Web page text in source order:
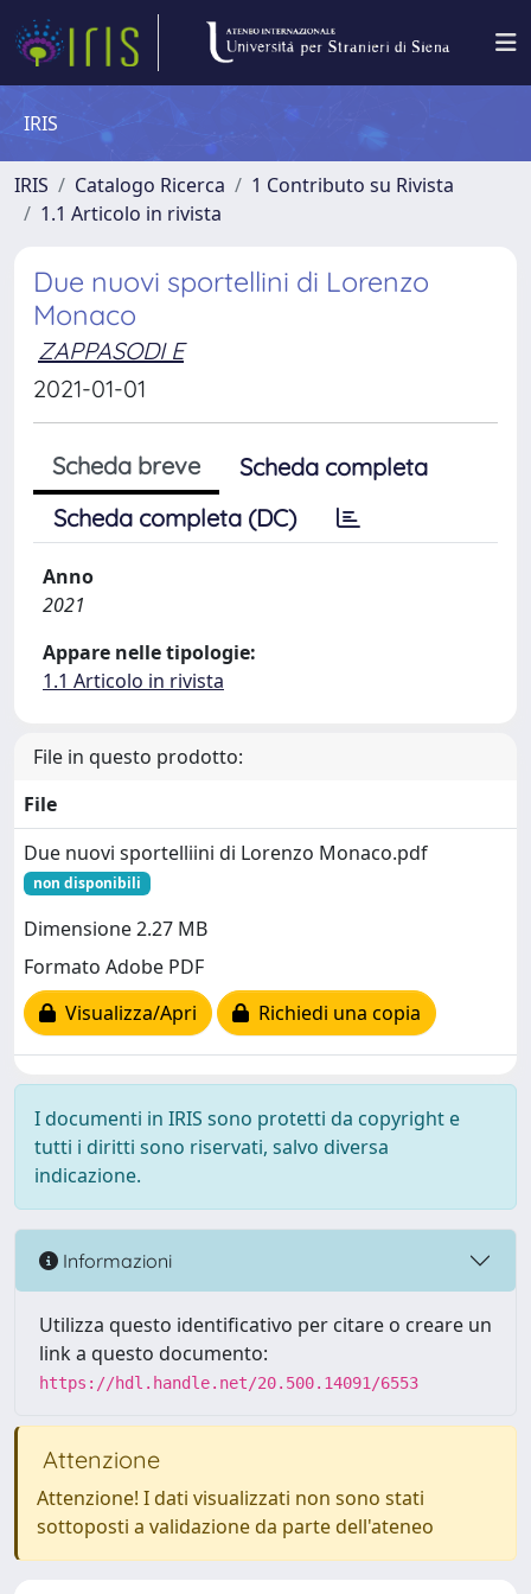
IRIS
IRIS Catalogo Ricerca
1 Contributo su Rivista
1.1 Articolo in rivista
Due nuovi sportellini di Lorenzo
Monaco
ZAPPASODI E
2021-01-01
Scheda breve
Scheda completa
Scheda completa (DC)
Anno
2021
Appare nelle tipologie:
1.1 Articolo in rivista
File in questo prodotto:
File
Due nuovi sportelliini di Lorenzo Monaco.pdf
non disponibili
Dimensione 2.27 MB
Formato Adobe PDF
Visualizza/Apri
Richiedi una copia
I documenti in IRIS sono protetti da copyright e
tutti i diritti sono riservati, salvo diversa
indicazione.
Informazioni
Utilizza questo identificativo per citare o creare un
link a questo documento:
https://hdl.handle.net/20.500.14091/6553
Attenzione
Attenzione! I dati visualizzati non sono stati
sottoposti a validazione da parte dell'ateneo